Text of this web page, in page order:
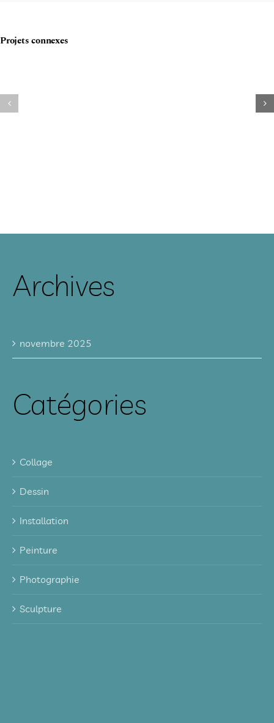
Projets connexes
Archives
novembre 2025
Catégories
Collage
Dessin
Installation
Peinture
Photographie
Sculpture